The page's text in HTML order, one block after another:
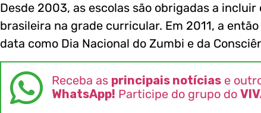
Desde 2003, as escolas são obrigadas a
brasileira na grade curricular. Em 2011, a
data como Dia Nacional do Zumbi e da
Receba as principais notícias e
WhatsApp! Participe do grupo do